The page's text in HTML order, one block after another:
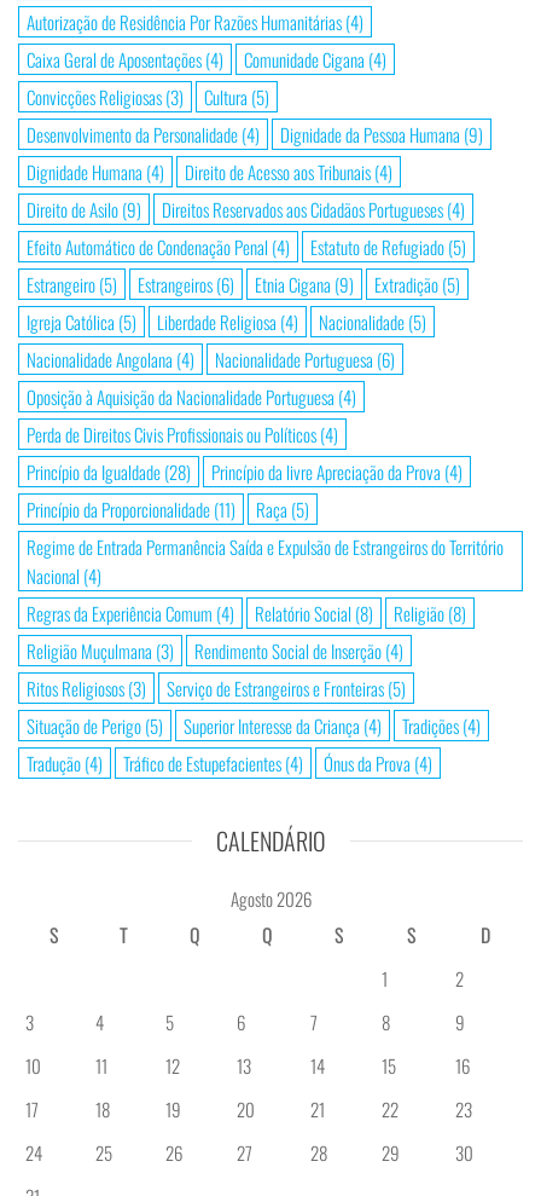
Autorização de Residência Por Razões Humanitárias(4)
Caixa Geral de Aposentações(4) Comunidade Cigana (4)
Convicções Religiosas(3) Cultura (5)
Desenvolvimento da Personalidade(4) Dignidade da Pessoa Humana (9)
Dignidade Humana (4) Direito de Acesso aos Tribunais(4)
Direito de Asilo(9) Direitos Reservados aos Cidadãos Portugueses(4)
Efeito Automático de Condenação Penal (4) Estatuto de Refugiado(5)
Estrangeiro(5) Estrangeiros(6) Etnia Cigana (9) Extradição(5)
Igreja Católica (5) Liberdade Religiosa (4) Nacionalidade(5)
Nacionalidade Angolana (4) Nacionalidade Portuguesa (6)
Oposição à Aquisição da Nacionalidade Portuguesa (4)
Perda de Direitos Civis Profissionais ou Políticos(4)
Princípio da Igualdade(28) Princípio da livre Apreciação da Prova (4)
Princípio da Proporcionalidade(11) Raça (5)
Regime de Entrada Permanência Saída e Expulsão de Estrangeiros do Território
Nacional (4)
Regras da Experiência Comum (4) Relatório Social (8) Religião(8)
Religião Muçulmana (3) Rendimento Social de Inserção(4)
Ritos Religiosos(3) Serviço de Estrangeiros e Fronteiras(5)
Situação de Perigo(5) Superior Interesse da Criança (4) Tradições(4)
Tradução(4) Tráfico de Estupefacientes(4) Ónus da Prova (4)
CALENDÁRIO
Agosto 2026
S
T Q Q S S
D
1
2
3
4 5 6 7 8
9
10
11 12 13 14 15
16
17
18 19 20 21 22
23
24
25 26 27 28 29
30